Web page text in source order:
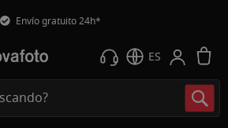
Envío gratuito 24h*
ES